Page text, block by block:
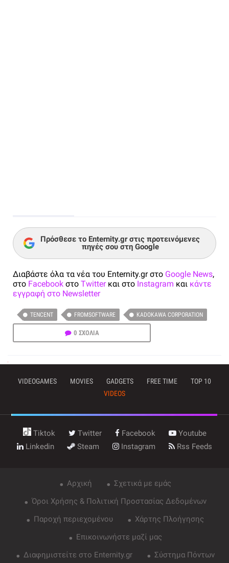
Πρόσθεσε το Enternity.gr στις προτεινόμενες
πηγές σου στη Google
Διαβάστε όλα τα νέα του Enternity.gr στο Google News,
στο Facebook στο Twitterκαι στο Instagram και κάντε
εγγραφή στο Newsletter
TENCENT FROMSOFTWARE KADOKAWA CORPORATION
0 ΣΧΟΛΙΑ
VIDEOGAMES MOVIES GADGETS FREE TIME
TOP 10
VIDEOS
Tiktok Twitter Facebook
Youtube
Linkedin
Steam Instagram Rss Feeds
Αρχική
Σχετικά με εμάς
Όροι Χρήσης & Πολιτική Προστασίας Δεδομένων
Παροχή περιεχομένου
Χάρτης Πλοήγησης
Επικοινωνήστε μαζί μας
Διαφημιστείτε στο Enternity.gr
Σύστημα Πόντων